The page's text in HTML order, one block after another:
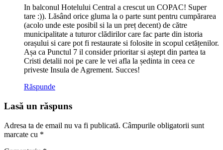
In balconul Hotelului Central a crescut un COPAC! Super
tare :)). Lăsând orice gluma la o parte sunt pentru cumpărarea
(acolo unde este posibil si la un preț decent) de către
municipalitate a tuturor clădirilor care fac parte din istoria
orașului si care pot fi restaurate si folosite in scopul cetățenilor.
Așa ca Punctul 7 il consider prioritar si aștept din partea ta
Cristi detalii noi pe care le vei afla la ședinta in ceea ce
priveste Insula de Agrement. Succes!
Răspunde
Lasă un răspuns
Adresa ta de email nu va fi publicată. Câmpurile obligatorii sunt
marcate cu *